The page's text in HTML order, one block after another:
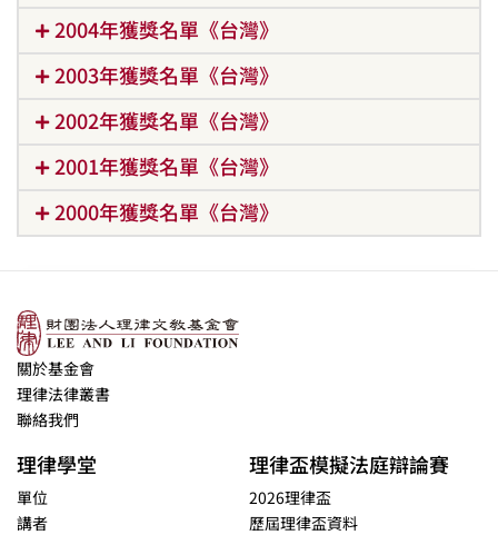
2004年獲獎名單《台灣》
2003年獲獎名單《台灣》
2002年獲獎名單《台灣》
2001年獲獎名單《台灣》
2000年獲獎名單《台灣》
關於基金會
理律法律叢書
聯絡我們
理律學堂
單位
講者
理律盃模擬法庭辯論賽
2026理律盃
歷屆理律盃資料